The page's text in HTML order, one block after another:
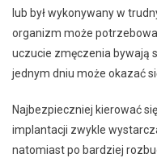
lub był wykonywany w
organizm może
uczucie zmęczenia bywają
jednym dniu może okazać
Najbezpieczniej kierować
implantacji zwykle
natomiast po bardziej